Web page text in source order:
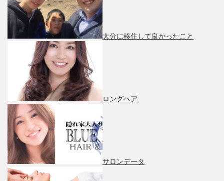
大分に移住して良かったこと
ロングヘア
サロンデータ